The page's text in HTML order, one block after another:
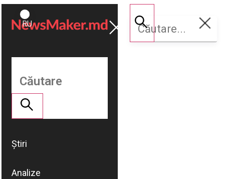
ROMÂNĂ
RU
Susține
NM
Știri
Analize